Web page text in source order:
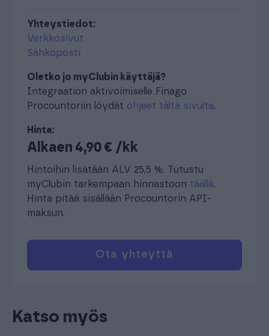
Yhteystiedot:
Verkkosivut
Sähköposti
Oletko jo myClubin käyttäjä?
Integraation aktivoimiselle Finago
Procountoriin löydät ohjeet tältä sivulta.
Hinta:
Alkaen 4,90 € /kk
Hintoihin lisätään ALV 25,5 %. Tutustu
myClubin tarkempaan hinnastoon täällä.
Hinta pitää sisällään Procountorin API-
maksun.
Ota yhteyttä
Katso myös